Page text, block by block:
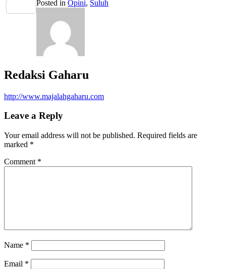
Share
Posted in Opini, Suluh
Redaksi Gaharu
http://www.majalahgaharu.com
Leave a Reply
Your email address will not be published. Required fields are
marked *
Comment *
Name *
Email *